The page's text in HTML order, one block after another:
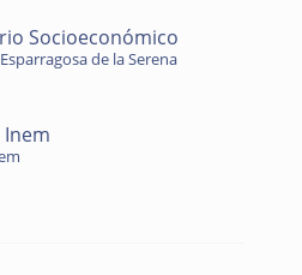
Socioeconómico
de la Serena
Inem